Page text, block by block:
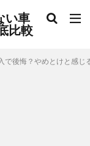
い車
比較
で後悔？やめとけと感じ